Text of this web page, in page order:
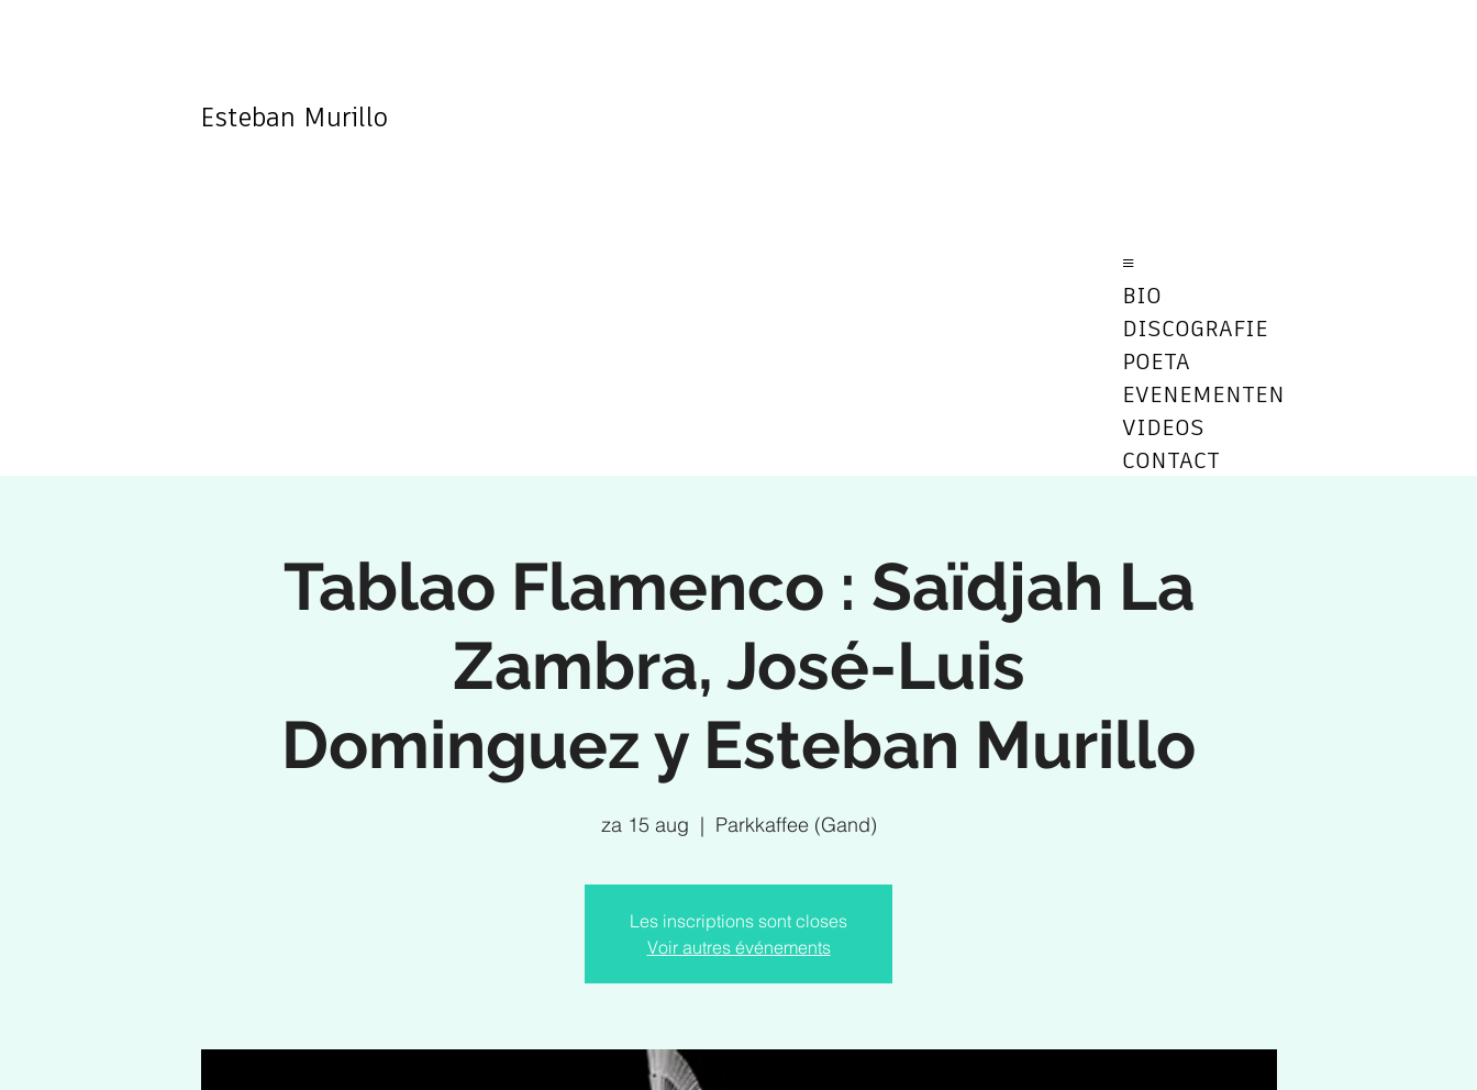
Esteban Murillo
≡
BIO
DISCOGRAFIE
POETA
EVENEMENTEN
VIDEOS
CONTACT
Tablao Flamenco : Saïdjah La
Zambra, José-Luis
Dominguez y Esteban Murillo
za 15 aug
  |
Parkkaffee (Gand)
Les inscriptions sont closes
Voir autres événements